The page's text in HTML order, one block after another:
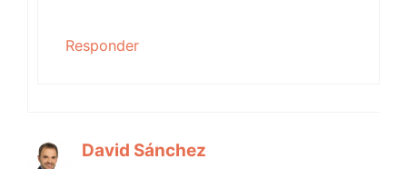
Responder
David Sánchez